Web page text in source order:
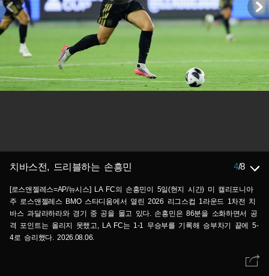
치바스전, 드리블하는 손흥민 4/8
[로스앤젤레스=AP/뉴시스] LA FC의 손흥민이 5일(현지 시간) 미 캘리포니아
주 로스앤젤레스 BMO 스타디움에서 열린 2026 리그스컵 1라운드 1차전 치
바스 과달라하라와 경기 중 공을 몰고 있다. 손흥민은 86분을 소화하면서 공
격 포인트는 올리지 못했고, LA FC는 1-1 무승부를 기록해 승부차기 끝에 5-
4로 승리했다. 2026.08.06.